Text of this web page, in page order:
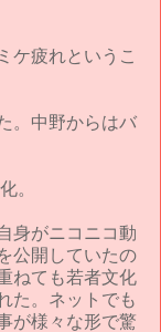
ケ疲れというこ
。中野からはバ
。
身がニコニコ動
公開していたの
ねても若者文化
た。ネットでも
が様々な形で驚